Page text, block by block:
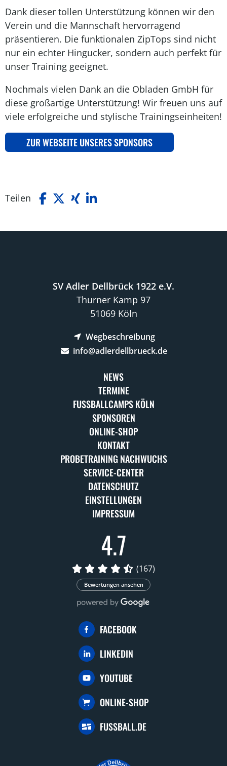
Dank dieser tollen Unterstützung können wir den
Verein und die Mannschaft hervorragend
präsentieren. Die funktionalen ZipTops sind nicht
nur ein echter Hingucker, sondern auch perfekt für
unser Training geeignet.
Nochmals vielen Dank an die Obladen GmbH für
diese großartige Unterstützung! Wir freuen uns auf
viele erfolgreiche und stylische Trainingseinheiten!
ZUR WEBSEITE UNSERES SPONSORS
Teilen
SV Adler Dellbrück 1922 e.V.
Thurner Kamp 97
51069 Köln
Wegbeschreibung
info@adlerdellbrueck.de
NEWS
TERMINE
FUSSBALLCAMPS KÖLN
SPONSOREN
ONLINE-SHOP
KONTAKT
PROBETRAINING NACHWUCHS
SERVICE-CENTER
DATENSCHUTZ
EINSTELLUNGEN
IMPRESSUM
4.7
(167)
Bewertungen ansehen
FACEBOOK
LINKEDIN
YOUTUBE
ONLINE-SHOP
FUSSBALL.DE